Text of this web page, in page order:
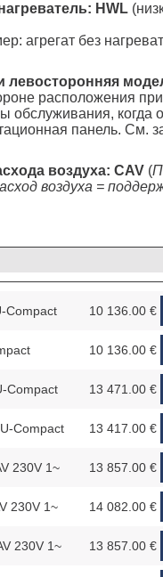
HWL
агрегат без
левосторонняя
расположения
обслуживания, когда
панель. См.
воздуха: CAV(
воздуха =
Compact 10 136.00 €
10 136.00 €
Compact 13 471.00 €
Compact 13 417.00 €
230V 1~ 13 857.00 €
230V 1~ 14 082.00 €
230V 1~ 13 857.00 €